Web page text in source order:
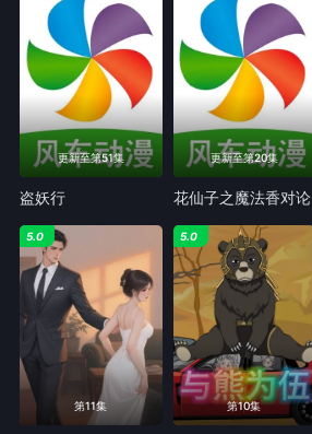
更新至第51集
盗妖行
更新至第20集
花仙子之魔法香对论
第11集
5.0
第10集
5.0